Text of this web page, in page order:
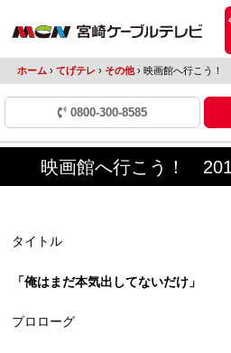
ホーム › てげテレ › その他 ›映画館へ行こう！
0800-300-8585
映画館へ行こう！
タイトル
「俺はまだ本気出してないだけ」
プロローグ